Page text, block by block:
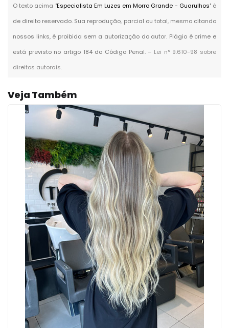
O texto acima "Especialista Em Luzes em Morro Grande - Guarulhos" é
de direito reservado. Sua reprodução, parcial ou total, mesmo citando
nossos links, é proibida sem a autorização do autor. Plágio é crime e
está previsto no artigo 184 do Código Penal. – Lei n° 9.610-98 sobre
direitos autorais.
Veja Também